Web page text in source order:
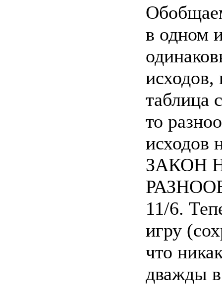
в одном
исходов,
таблица
то
исходов
ЗАКОН
11/6.
игру
что
дважды